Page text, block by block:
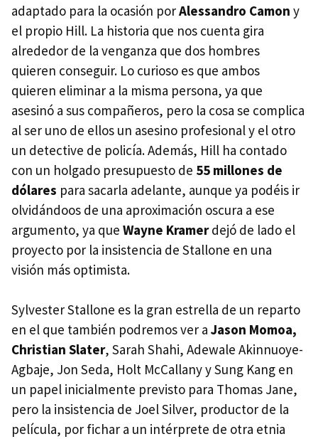
adaptado para la ocasión porAlessandro Camon y
el propio Hill. La historia que nos cuenta gira
alrededor de la venganza que dos hombres
quieren conseguir. Lo curioso es que ambos
quieren eliminar a la misma persona, ya que
asesinó a sus compañeros, pero la cosa se complica
al ser uno de ellos un asesino profesional y el otro
un detective de policía. Además, Hill ha contado
con un holgado presupuesto de 55 millones de
dólares para sacarla adelante, aunque ya podéis ir
olvidándoos de una aproximación oscura a ese
argumento, ya que Wayne Kramerdejó de lado el
proyecto por la insistencia de Stallone en una
visión más optimista.
Sylvester Stallone es la gran estrella de un reparto
en el que también podremos ver a Jason Momoa,
Christian Slater, Sarah Shahi, Adewale Akinnuoye-
Agbaje, Jon Seda, Holt McCallany y Sung Kang en
un papel inicialmente previsto para Thomas Jane,
pero la insistencia de Joel Silver, productor de la
película, por fichar a un intérprete de otra etnia